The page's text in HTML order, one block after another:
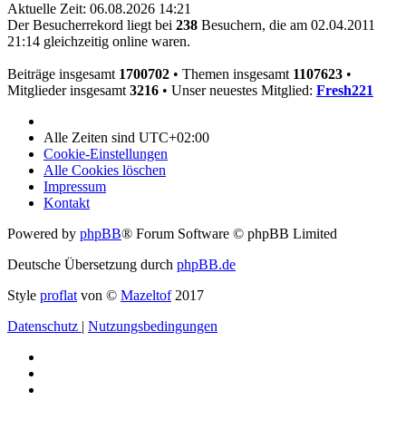
Aktuelle Zeit: 06.08.2026 14:21
Der Besucherrekord liegt bei 238 Besuchern, die am 02.04.2011
21:14 gleichzeitig online waren.
Beiträge insgesamt 1700702 • Themen insgesamt 1107623 •
Mitglieder insgesamt 3216 • Unser neuestes Mitglied: Fresh221
Alle Zeiten sind UTC+02:00
Cookie-Einstellungen
Alle Cookies löschen
Impressum
Kontakt
Powered by phpBB® Forum Software © phpBB Limited
Deutsche Übersetzung durch phpBB.de
Style proflat von © Mazeltof2017
Datenschutz | Nutzungsbedingungen